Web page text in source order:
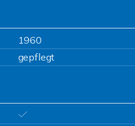
1960
gepflegt